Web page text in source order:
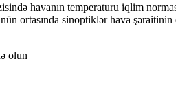
havanın temperaturu iqlim
ortasında sinoptiklər hava şəraitinin
olun